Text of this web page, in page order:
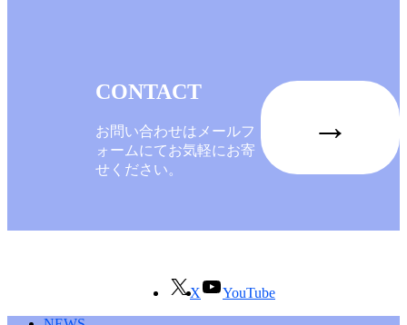
CONTACT
お問い合わせはメールフ
ォームにてお気軽にお寄
せください。
→
X
YouTube